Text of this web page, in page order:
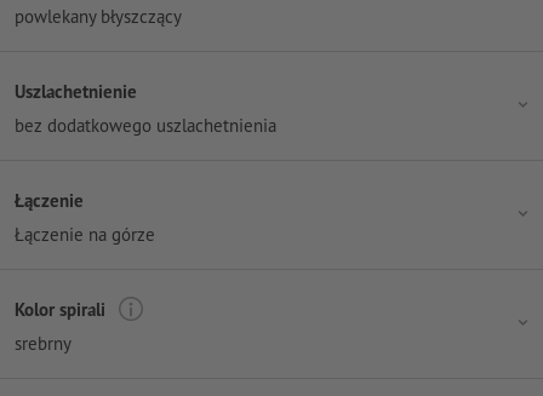
powlekany błyszczący
Uszlachetnienie
bez dodatkowego uszlachetnienia
Łączenie
Łączenie na górze
Kolor spirali
srebrny